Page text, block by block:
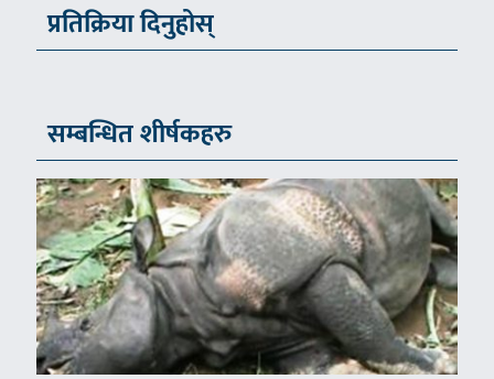
प्रतिक्रिया दिनुहोस्
सम्बन्धित शीर्षकहरु